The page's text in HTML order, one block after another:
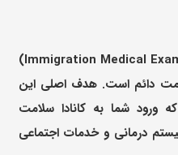
آزمایشات پزشکی کانادا (Immigration Medical Exam – IME)
دائم است. هدف اصلی این
ورود شما به کانادا سلامت
درمانی و خدمات اجتماعی